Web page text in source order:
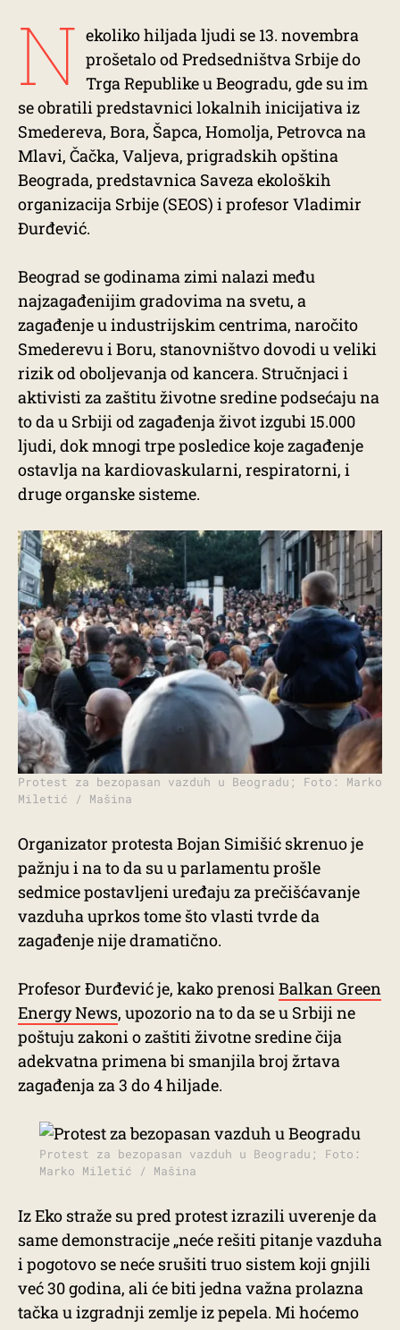
N ekoliko hiljada ljudi se 13. novembra
prošetalo od Predsedništva Srbije do
Trga Republike u Beogradu, gde su im
se obratili predstavnici lokalnih inicijativa iz
Smedereva, Bora, Šapca, Homolja, Petrovca na
Mlavi, Čačka, Valjeva, prigradskih opština
Beograda, predstavnica Saveza ekoloških
organizacija Srbije (SEOS) i profesor Vladimir
Đurđević.
Beograd se godinama zimi nalazi među
najzagađenijim gradovima na svetu, a
zagađenje u industrijskim centrima, naročito
Smederevu i Boru, stanovništvo dovodi u veliki
rizik od oboljevanja od kancera. Stručnjaci i
aktivisti za zaštitu životne sredine podsećaju na
to da u Srbiji od zagađenja život izgubi 15.000
ljudi, dok mnogi trpe posledice koje zagađenje
ostavlja na kardiovaskularni, respiratorni, i
druge organske sisteme.
Protest za bezopasan vazduh u Beogradu; Foto: Marko
Miletić / Mašina
Organizator protesta Bojan Simišić skrenuo je
pažnju i na to da su u parlamentu prošle
sedmice postavljeni uređaju za prečišćavanje
vazduha uprkos tome što vlasti tvrde da
zagađenje nije dramatično.
Profesor Đurđević je, kako prenosi Balkan Green
Energy News, upozorio na to da se u Srbiji ne
poštuju zakoni o zaštiti životne sredine čija
adekvatna primena bi smanjila broj žrtava
zagađenja za 3 do 4 hiljade.
Protest za bezopasan vazduh u Beogradu; Foto:
Marko Miletić / Mašina
Iz Eko straže su pred protest izrazili uverenje da
same demonstracije „neće rešiti pitanje vazduha
i pogotovo se neće srušiti truo sistem koji gnjili
već 30 godina, ali će biti jedna važna prolazna
tačka u izgradnji zemlje iz pepela. Mi hoćemo